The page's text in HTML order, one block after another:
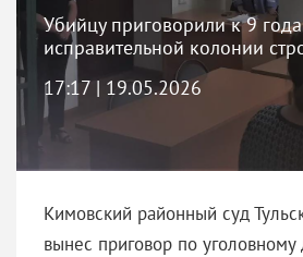
Убийцу приговорили к 9
исправительной колонии
17:17 | 19.05.2026
Кимовский районный суд
вынес приговор по уголовному